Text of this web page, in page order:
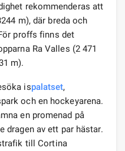
rekommenderas att
m), där breda och
proffs finns det
Ra Valles (2 471
m).
ispalatset,
och en hockeyarena.
en promenad på
dragen av ett par hästar.
till Cortina